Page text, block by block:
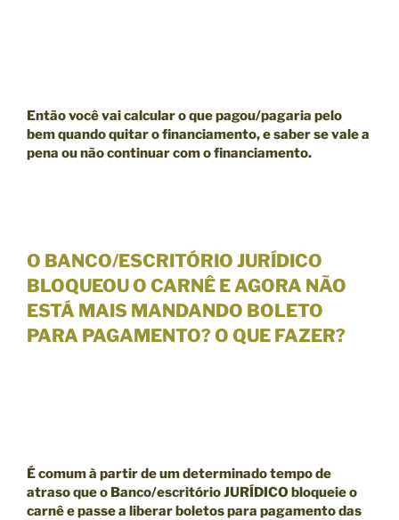
Então você vai calcular o que pagou/pagaria pelo
bem quando quitar o financiamento, e saber sevale a
pena ou não continuar com o financiamento.
O BANCO/ESCRITÓRIO JURÍDICO
BLOQUEOU O CARNÊ E AGORA NÃO
ESTÁ MAIS MANDANDO BOLETO
PARA PAGAMENTO? O QUE FAZER?
É comum à partir de umdeterminado tempo de
atraso que o Banco/escritório JURÍDICO bloqueie o
carnêe passe a liberar boletos para pagamento das